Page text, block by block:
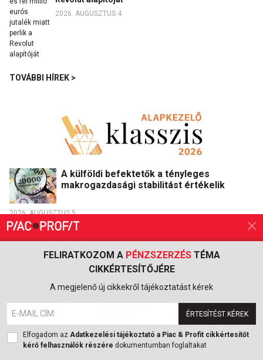
FELIRATKOZOM A PÉNZSZERZÉSTÉMA
CIKKÉRTESÍTŐJÉRE
A megjelenő új cikkekről tájékoztatást kérek
ÉRTESÍTÉST KÉREK
Elfogadom az Adatkezelési tájékoztató a Piac & Profit cikkértesítőt
kérő felhasználók részére dokumentumban foglaltakat
2026. AUGUSZTUS 4.
TOVÁBBI HÍREK >
A külföldi befektetők a tényleges
makrogazdasági stabilitást értékelik
2026. AUGUSZTUS 5.